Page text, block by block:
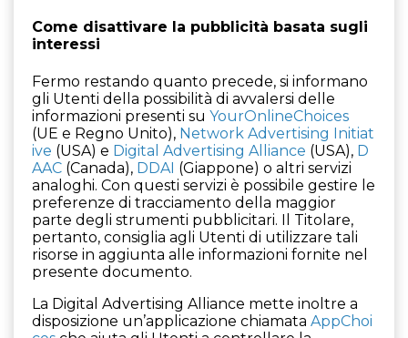
Come disattivare la pubblicità basata sugli
interessi
Fermo restando quanto precede, si informano
gli Utenti della possibilità di avvalersi delle
informazioni presenti su YourOnlineChoices
(UE e Regno Unito), Network Advertising Initiat
ive (USA) e Digital Advertising Alliance (USA), D
AAC (Canada), DDAI (Giappone) o altri servizi
analoghi. Con questi servizi è possibile gestire le
preferenze di tracciamento della maggior
parte degli strumenti pubblicitari. Il Titolare,
pertanto, consiglia agli Utenti di utilizzare tali
risorse in aggiunta alle informazioni fornite nel
presente documento.
La Digital Advertising Alliance mette inoltre a
disposizione un’applicazione chiamata AppChoi